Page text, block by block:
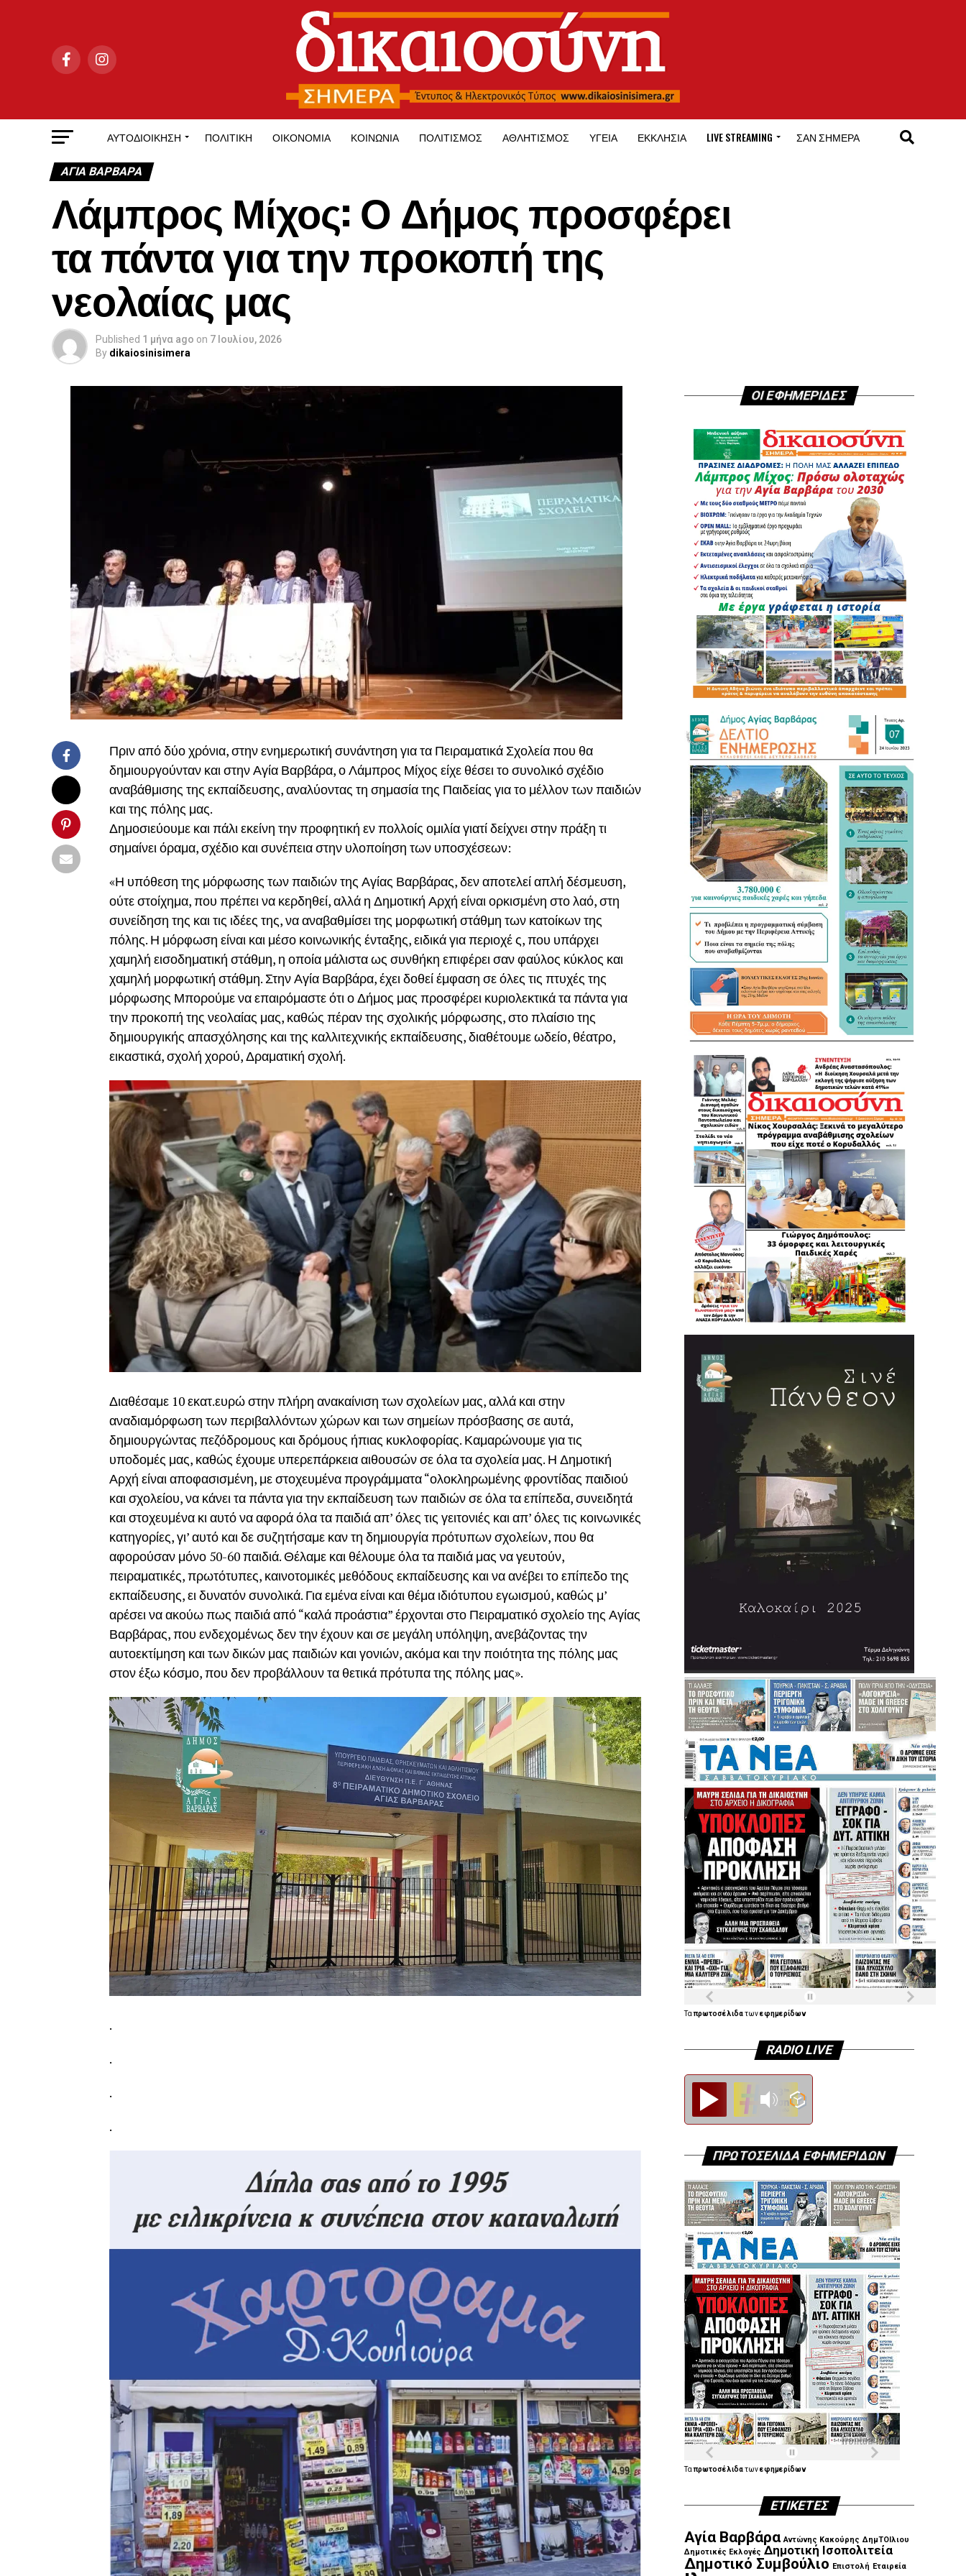
ΑΥΤΟΔΙΟΊΚΗΣΗ ΠΟΛΙΤΙΚΉ ΟΙΚΟΝΟΜΊΑ ΚΟΙΝΩΝΊΑ ΠΟΛΙΤΙΣΜΌΣ ΑΘΛΗΤΙΣΜΌΣ ΥΓΕΊΑ ΕΚΚΛΗΣΊΑ LIVE STREAMING ΣΑΝ ΣΉΜΕΡΑ
ΑΓΙΑ ΒΑΡΒΑΡΑ
Λάμπρος Μίχος: Ο Δήμος προσφέρει
τα πάντα για την προκοπή της
νεολαίας μας
Published 1 μήνα ago on 7 Ιουλίου, 2026
By dikaiosinisimera
Πριν από δύο χρόνια, στην ενημερωτική συνάντηση για τα Πειραματικά Σχολεία που θα
δημιουργούνταν και στην Αγία Βαρβάρα, ο Λάμπρος Μίχος είχε θέσει το συνολικό σχέδιο
αναβάθμισης της εκπαίδευσης, αναλύοντας τη σημασία της Παιδείας για το μέλλον των παιδιών
και της πόλης μας.
Δημοσιεύουμε και πάλι εκείνη την προφητική εν πολλοίς ομιλία γιατί δείχνει στην πράξη τι
σημαίνει όραμα, σχέδιο και συνέπεια στην υλοποίηση των υποσχέσεων:
«Η υπόθεση της μόρφωσης των παιδιών της Αγίας Βαρβάρας, δεν αποτελεί απλή δέσμευση,
ούτε στοίχημα, που πρέπει να κερδηθεί, αλλά η Δημοτική Αρχή είναι ορκισμένη στο λαό, στη
συνείδηση της και τις ιδέες της, να αναβαθμίσει της μορφωτική στάθμη των κατοίκων της
πόλης. Η μόρφωση είναι και μέσο κοινωνικής ένταξης, ειδικά για περιοχέ ς, που υπάρχει
χαμηλή εισοδηματική στάθμη, η οποία μάλιστα ως συνθήκη επιφέρει σαν φαύλος κύκλος και
χαμηλή μορφωτική στάθμη. Στην Αγία Βαρβάρα, έχει δοθεί έμφαση σε όλες τις πτυχές της
μόρφωσης Μπορούμε να επαιρόμαστε ότι ο Δήμος μας προσφέρει κυριολεκτικά τα πάντα για
την προκοπή της νεολαίας μας, καθώς πέραν της σχολικής μόρφωσης, στο πλαίσιο της
δημιουργικής απασχόλησης και της καλλιτεχνικής εκπαίδευσης, διαθέτουμε ωδείο, θέατρο,
εικαστικά, σχολή χορού, Δραματική σχολή.
Διαθέσαμε 10 εκατ.ευρώ στην πλήρη ανακαίνιση των σχολείων μας, αλλά και στην
αναδιαμόρφωση των περιβαλλόντων χώρων και των σημείων πρόσβασης σε αυτά,
δημιουργώντας πεζόδρομους και δρόμους ήπιας κυκλοφορίας. Καμαρώνουμε για τις
υποδομές μας, καθώς έχουμε υπερεπάρκεια αιθουσών σε όλα τα σχολεία μας. Η Δημοτική
Αρχή είναι αποφασισμένη, με στοχευμένα προγράμματα “ολοκληρωμένης φροντίδας παιδιού
και σχολείου, να κάνει τα πάντα για την εκπαίδευση των παιδιών σε όλα τα επίπεδα, συνειδητά
και στοχευμένα κι αυτό να αφορά όλα τα παιδιά απ’ όλες τις γειτονιές και απ’ όλες τις κοινωνικές
κατηγορίες, γι’ αυτό και δε συζητήσαμε καν τη δημιουργία πρότυπων σχολείων, που θα
αφορούσαν μόνο 50-60 παιδιά. Θέλαμε και θέλουμε όλα τα παιδιά μας να γευτούν,
πειραματικές, πρωτότυπες, καινοτομικές μεθόδους εκπαίδευσης και να ανέβει το επίπεδο της
εκπαίδευσης, ει δυνατόν συνολικά. Για εμένα είναι και θέμα ιδιότυπου εγωισμού, καθώς μ’
αρέσει να ακούω πως παιδιά από “καλά προάστια” έρχονται στο Πειραματικό σχολείο της Αγίας
Βαρβάρας, που ενδεχομένως δεν την έχουν και σε μεγάλη υπόληψη, ανεβάζοντας την
αυτοεκτίμηση και των δικών μας παιδιών και γονιών, ακόμα και την ποιότητα της πόλης μας
στον έξω κόσμο, που δεν προβάλλουν τα θετικά πρότυπα της πόλης μας».
.
.
.
.
ΟΙ ΕΦΗΜΕΡΙΔΕΣ
Ταπρωτοσέλιδατωνεφημερίδων
RADIO LIVE
ΠΡΩΤΟΣΕΛΙΔΑ ΕΦΗΜΕΡΙΔΩΝ
Ταπρωτοσέλιδατωνεφημερίδων
ΕΤΙΚΈΤΕΣ
Αγία Βαρβάρα Αντώνης Κακούρης ΔημΤΟΙλιου
Δημοτικές Εκλογές Δημοτική Ισοπολιτεία
Δημοτικό Συμβούλιο Επιστολή Εταιρεία